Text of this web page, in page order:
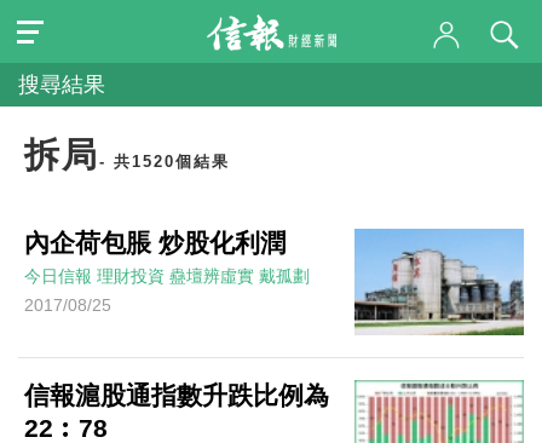
搜尋結果
拆局 - 共1520個結果
內企荷包脹 炒股化利潤
今日信報 理財投資 蠱壇辨虛實 戴孤劃
2017/08/25
信報滬股通指數升跌比例為
22︰78